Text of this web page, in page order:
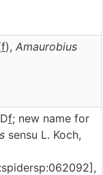
f), Amaurobius
f; new name for
sensu L. Koch,